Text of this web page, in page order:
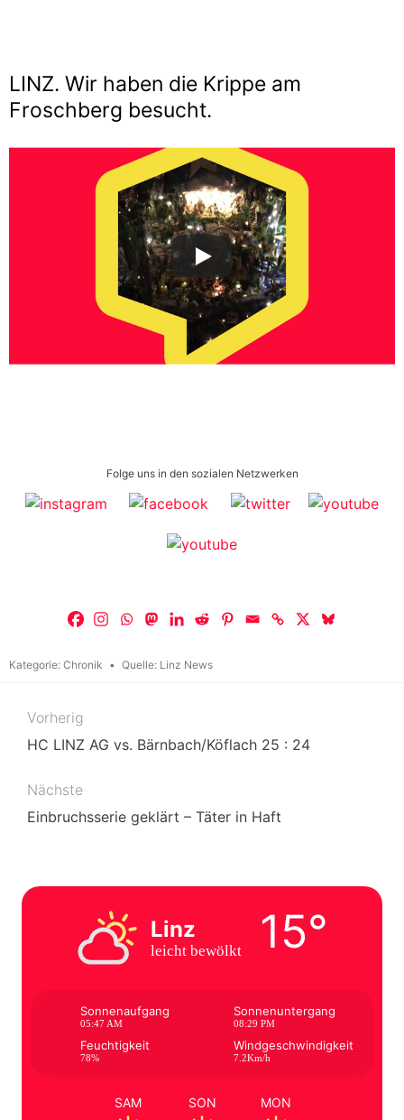
LINZ. Wir haben die Krippe am
Froschberg besucht.
Folge uns in den sozialen Netzwerken
Kategorie: Chronik Quelle: Linz News
Beitragsnavigation
Vorherig
HC LINZ AG vs. Bärnbach/Köflach 25 : 24
Nächste
Einbruchsserie geklärt – Täter in Haft
Linz
leicht bewölkt 15°
Sonnenaufgang
05:47 AM
Sonnenuntergang
08:29 PM
Feuchtigkeit
78%
Windgeschwindigkeit
7.2Km/h
SAM SON MON